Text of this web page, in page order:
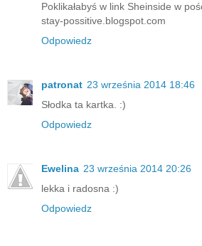
Poklikałabyś w link Sheinside w
stay-possitive.blogspot.com
Odpowiedz
patronat 23 września 2014 18:46
Słodka ta kartka. :)
Odpowiedz
Ewelina 23 września 2014 20:26
lekka i radosna :)
Odpowiedz